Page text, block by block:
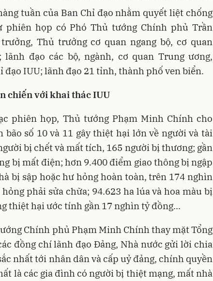
tuần của Ban Chỉ đạo nhằm quyết liệt chống
phiên họp có Phó Thủ tướng Chính phủ Trần
Thủ trưởng cơ quan ngang bộ, cơ quan
đạo các bộ, ngành, cơ quan Trung ương,
đạo IUU; lãnh đạo 21 tỉnh, thành phố ven biển.
chiến với khai thác IUU
phiên họp, Thủ tướng Phạm Minh Chính cho
bão số 10 và 11 gây thiệt hại lớn về người và tài
bị chết và mất tích, 165 người bị thương; gần
bị mất điện; hơn 9.400 điểm giao thông bị ngập
bị sập hoặc hư hỏng hoàn toàn, trên 174 nghìn
phải sửa chữa; 94.623 ha lúa và hoa màu bị
thiệt hại ước tính gần 17 nghìn tỷ đồng...
Chính phủ Phạm Minh Chính thay mặt Tổng
đồng chí lãnh đạo Đảng, Nhà nước gửi lời chia
nhất tới nhân dân và cấp uỷ đảng, chính quyền
là các gia đình có người bị thiệt mạng, mất nhà